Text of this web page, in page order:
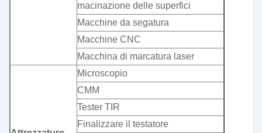
macinazione delle superfici
Macchine da segatura
Macchine CNC
Macchina di marcatura laser
Microscopio
CMM
Tester TIR
Finalizzare il testatore